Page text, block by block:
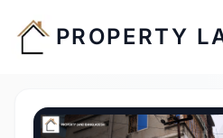
PROPERTY